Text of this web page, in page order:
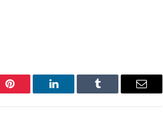
Pinterest LinkedIn Tumblr Email